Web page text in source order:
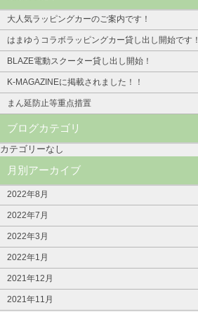
大人気ラッピングカーのご案内です！
はまゆうコラボラッピングカー貸し出し開始です！
BLAZE電動スクーター貸し出し開始！
K-MAGAZINEに掲載されました！！
まん延防止等重点措置
ブログカテゴリ
カテゴリーなし
月別アーカイブ
2022年8月
2022年7月
2022年3月
2022年1月
2021年12月
2021年11月